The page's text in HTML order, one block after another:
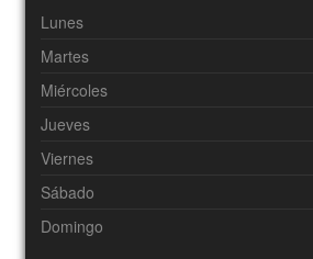
Lunes
Martes
Miércoles
Jueves
Viernes
Sábado
Domingo